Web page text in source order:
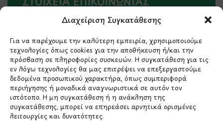
Διαχείριση Συγκατάθεσης
Για να παρέχουμε την καλύτερη εμπειρία, χρησιμοποιούμε
τεχνολογίες όπως cookies για την αποθήκευση ή/και την
πρόσβαση σε πληροφορίες συσκευών. Η συγκατάθεση για τις
εν λόγω τεχνολογίες θα μας επιτρέψει να επεξεργαστούμε
δεδομένα προσωπικού χαρακτήρα, όπως συμπεριφορά
περιήγησης ή μοναδικά αναγνωριστικά σε αυτόν τον
ιστότοπο. Η μη συγκατάθεση ή η ανάκληση της
συγκατάθεσης, μπορεί να επηρεάσει αρνητικά ορισμένες
λειτουργίες και δυνατότητες.
Holargos Center (Ισόγειο)
Λ.Περικλέους 56,
Χολαργός 15561
210 6522282
info@ypografi.com